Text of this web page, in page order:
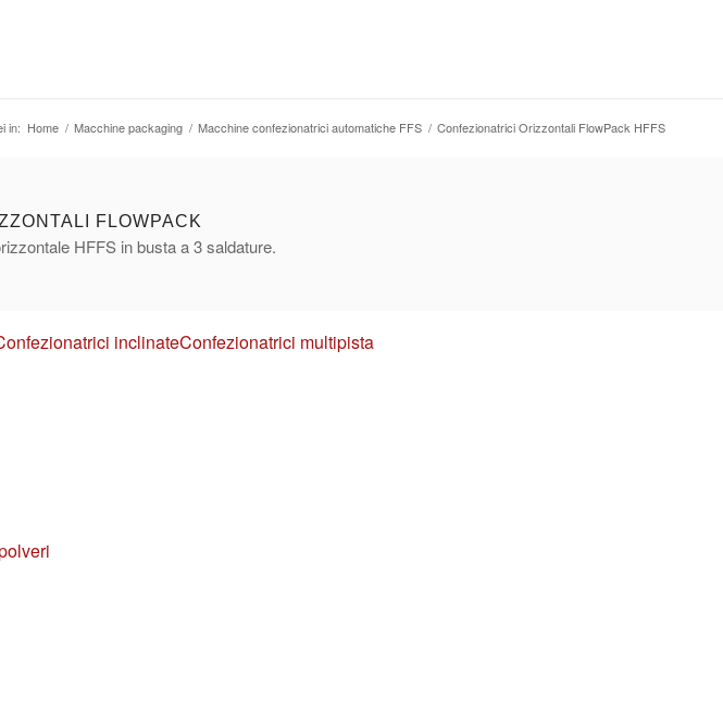
inclinateConfezionatrici multipista
in: Home / Macchine packaging / Macchine confezionatrici automatiche FFS / Confezionatrici Orizzontali FlowPack HFFS
FLOWPACK
HFFS in busta a 3 saldature.